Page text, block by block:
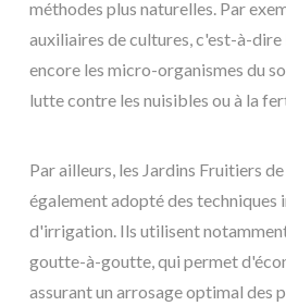
méthodes plus naturelles. Par
auxiliaires de cultures, c'est-à-dire
encore les micro-organismes du
lutte contre les nuisibles ou à la
Par ailleurs, les Jardins Fruitiers
également adopté des techniques
d'irrigation. Ils utilisent
goutte-à-goutte, qui permet
assurant un arrosage optimal des